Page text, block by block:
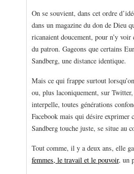
On se souvient, dans cet ordre
dans un magazine du don de Dieu
ricanaient doucement, pour n’y
du patron. Gageons que certains
Sandberg, une distance identique.
Mais ce qui frappe surtout
ou, plus laconiquement, sur
interpelle, toutes générations
Facebook mais qui désire
Sandberg touche juste, se situe au
Tout comme, il y a deux ans, elle
femmes, le travail et le pouvoir, un